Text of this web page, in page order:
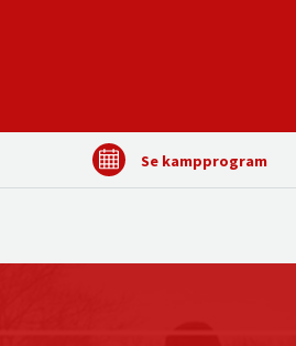
Se kampprogram